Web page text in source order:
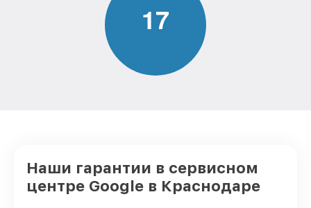
17
Наши гарантии в сервисном
центре Google в Краснодаре